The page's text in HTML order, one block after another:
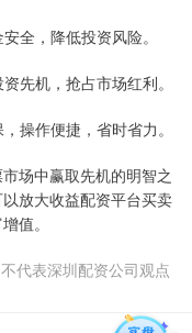
全，降低投资风险。
先机，抢占市场红利。
操作便捷，省时省力。
场中赢取先机的明智之
放大收益配资平台买卖
值。
代表深圳配资公司观点